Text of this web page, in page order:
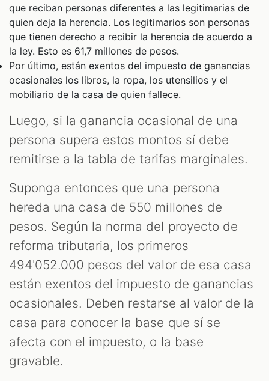
que reciban personas diferentes a las legitimarias de
quien deja la herencia. Los legitimarios son personas
que tienen derecho a recibir la herencia de acuerdo a
la ley. Esto es 61,7 millones de pesos.
Por último, están exentos del impuesto de ganancias
ocasionales los libros, la ropa, los utensilios y el
mobiliario de la casa de quien fallece.
Luego, si la ganancia ocasional de una
persona supera estos montos sí debe
remitirse a la tabla de tarifas marginales.
Suponga entonces que una persona
hereda una casa de 550 millones de
pesos. Según la norma del proyecto de
reforma tributaria, los primeros
494'052.000 pesos del valor de esa casa
están exentos del impuesto de ganancias
ocasionales. Deben restarse al valor de la
casa para conocer la base que sí se
afecta con el impuesto, o la base
gravable.